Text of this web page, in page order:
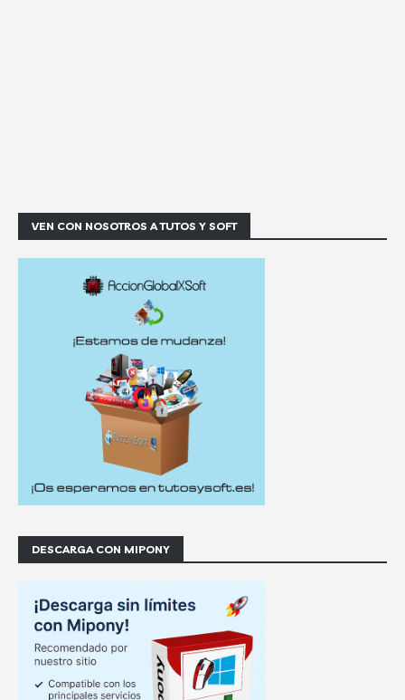
VEN CON NOSOTROS A TUTOS Y SOFT
DESCARGA CON MIPONY